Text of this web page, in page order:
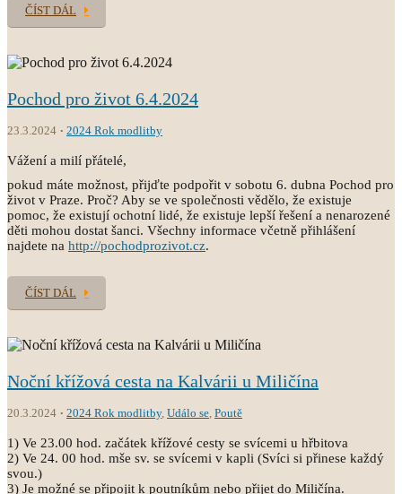
ČÍST DÁL
Pochod pro život 6.4.2024
23.3.2024 2024 Rok modlitby
Vážení a milí přátelé,
pokud máte možnost, přijďte podpořit v sobotu 6. dubna Pochod pro
život v Praze. Proč? Aby se ve společnosti vědělo, že existuje
pomoc, že existují ochotní lidé, že existuje lepší řešení a nenarozené
děti mohou dostat šanci. Všechny informace včetně přihlášení
najdete na http://pochodprozivot.cz.
ČÍST DÁL
Noční křížová cesta na Kalvárii u Miličína
20.3.2024 2024 Rok modlitby, Událo se, Poutě
1) Ve 23.00 hod. začátek křížové cesty se svícemi u hřbitova
2) Ve 24. 00 hod. mše sv. se svícemi v kapli (Svíci si přinese každý
svou.)
3) Je možné se připojit k poutníkům nebo přijet do Miličína.